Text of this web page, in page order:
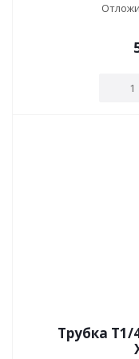
Трубка Т1/